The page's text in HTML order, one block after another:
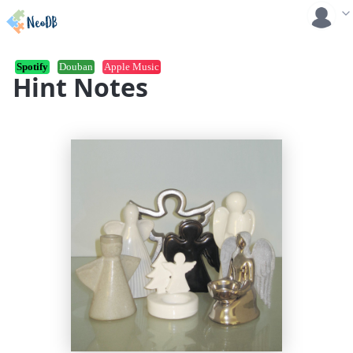
Hint Notes
Spotify Douban Apple Music